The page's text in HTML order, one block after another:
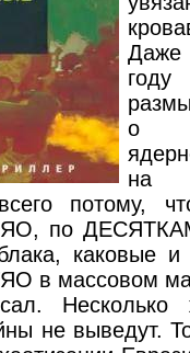
о
на
потому,
ЯО, по
каковые
в массовом
не выведут.